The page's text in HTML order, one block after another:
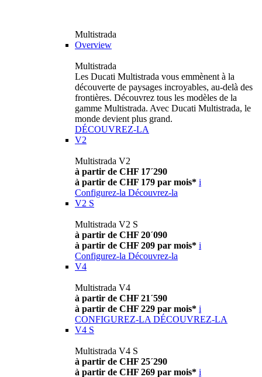
Multistrada
Overview
Multistrada
Les Ducati Multistrada vous emmènent à la
découverte de paysages incroyables, au-delà des
frontières. Découvrez tous les modèles de la
gamme Multistrada. Avec Ducati Multistrada, le
monde devient plus grand.
DÉCOUVREZ-LA
V2
Multistrada V2
à partir de CHF 17´290
à partir de CHF 179 par mois* i
Configurez-la Découvrez-la
V2 S
Multistrada V2 S
à partir de CHF 20´090
à partir de CHF 209 par mois* i
Configurez-la Découvrez-la
V4
Multistrada V4
à partir de CHF 21´590
à partir de CHF 229 par mois* i
CONFIGUREZ-LA DÉCOUVREZ-LA
V4 S
Multistrada V4 S
à partir de CHF 25´290
à partir de CHF 269 par mois* i